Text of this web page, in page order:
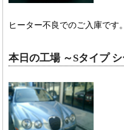
ヒーター不良でのご入庫です。
本日の工場 ～Sタイプ